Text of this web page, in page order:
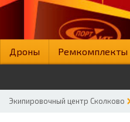
Дроны Ремкомплекты
Экипировочный центр Сколково